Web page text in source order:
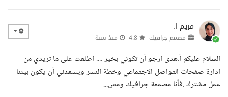
مريم ا.
مصمم جرافيك منذ سنة
السلام عليكم أ.هدى ارجو أن تكوني بخير .... اطلعت على ما تريدي من
ادارة صفحات التواصل الاجتماعي وخطة النشر ويسعدني أن يكون بيننا
عمل مشترك .فأنا مصممة جرافيك ومس...